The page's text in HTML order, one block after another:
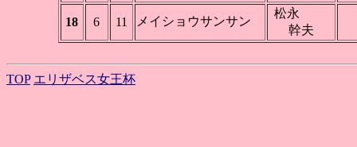
18 6 11 メイショウサンサン
松永
幹夫
TOP エリザベス女王杯